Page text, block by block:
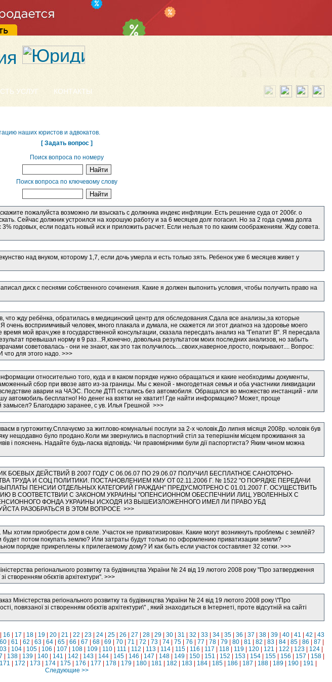
УСЛУГ КОНТАКТЫ
наших юристов и адвокатов.
[ Задать вопрос ]
Поиск вопроса по номеру
Поиск вопроса по ключевому слову
пожалуйста возможно ли взыскать с должника индекс инфляции. Есть решение суда от 2006г. о
Сейчас должник устроился на хорошую работу и за 6 месяцев долг погасил. Но за 2 года сумма долга
годовых, если подать новый иск и приложить расчет. Если нельзя то по каким соображениям. Жду совета.
над внуком, которому 1,7, если дочь умерла и есть только зять. Ребенок уже 6 месяцев живет у
диск с песнями собственного сочинения. Какие я должен выпонить условия, чтобы получить право на
что жду ребёнка, обратилась в медицинский центр для обследования.Сдала все анализы,за которые
восприимчивый человек, много плакала и думала, не скажется ли этот диагноз на здоровье моего
мой врач,уже в государственной консультации, сказала пересдать анализ на "Гепатит В". Я пересдала
превышал норму в 9 раз...Я,конечно, довольна результатом моих последних анализов, но забыть
советовалась - они не знают, как это так получилось....своих,наверное,просто, покрывают.... Вопрос:
для этого надо. >>>
относительно того, куда и в каком порядке нужно обращаться и какие необходимы документы,
сбор при ввозе авто из-за границы. Мы с женой - многодетная семья и оба участники ликвидации
аварии на ЧАЭС. После ДТП остались без автомобиля. Обращался во множество инстанций - или
автомобиль бесплатно! Но денег на взятки не хватит! Где найти информацию? Может, проще
замысел? Благодарю заранее, с ув. Илья Грешной >>>
в гуртожитку.Сплачуємо за житлово-комунальні послуги за 2-х чоловік.До липня місяця 2008р. чоловік був
нещодавно було продано.Коли ми звернулись в паспортний стіл за теперішнім місцем проживання за
і пояснень. Надайте будь-ласка відповідь: Чи правомірними були дії паспортиста? Яким чином можна
БОЕВЫХ ДЕЙСТВИЙ В 2007 ГОДУ С 06.06.07 ПО 29.06.07 ПОЛУЧИЛ БЕСПЛАТНОЕ САНОТОРНО-
ТРУДА И СОЦ ПОЛИТИКИ. ПОСТАНОВЛЕНИЕМ КМУ ОТ 02.11.2006 Г. № 1522 "О ПОРЯДКЕ ПЕРЕДАЧИ
ПЕНСИИ ОТДЕЛЬНЫХ КАТЕГОРИЙ ГРАЖДАН" ПРЕДУСМОТРЕНО С 01.01.2007 Г. ОСУЩЕСТВИТЬ
В СООТВЕТСТВИИ С ЗАКОНОМ УКРАИНЫ "ОПЕНСИОННОМ ОБЕСПЕЧНИИ ЛИЦ, УВОЛЕННЫХ С
ФОНДА УКРАИНЫ ИСХОДЯ ИЗ ВЫШЕИЗЛОЖЕННОГО ИМЕЛ ЛИ ПРАВО УБД
РАЗОБРАТЬСЯ В ЭТОМ ВОПРОСЕ >>>
хотим приобрести дом в селе. Участок не приватизирован. Какие могут возникнуть проблемы с землёй?
потом покупать землю? Или затраты будут только по оформлению приватизации земли?
порядке прикреплены к прилегаемому дому? И как быть если участок составляет 32 сотки. >>>
регіонального розвитку та будівництва України № 24 від 19 лютого 2008 року "Про затвердження
створенням обєктів архітектури". >>>
Міністерства регіонального розвитку та будівництва України № 24 від 19 лютого 2008 року \"Про
повязаної зі створенням обєктів архітектури\" , який знаходиться в Інтернеті, проте відсутній на сайті
16 17 18 19 20 21 22 23 24 25 26 27 28 29 30 31 32 33 34 35 36 37 38 39 40 41 42
43
60| 61 62 63| 64| 65| 66 67 68| 69| 70| 71 72 73| 74| 75| 76 77 78| 79| 80| 81 82 83| 84| 85| 86 87
104 105 106 107 108 109 110 111 112 113 114 115 116 117 118 119 120 121 122 123 124
138| 139| 140| 141 142 143| 144| 145| 146 147 148| 149| 150| 151 152 153| 154| 155| 156 157 158|
171 172 173| 174| 175| 176 177 178| 179| 180| 181 182 183| 184| 185| 186 187 188| 189| 190| 191
Следующие >>